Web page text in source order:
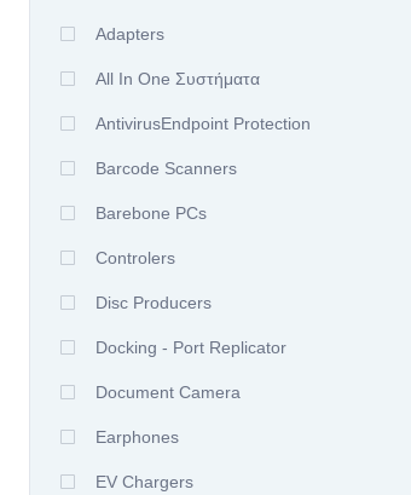
Adapters
All In One Συστήματα
AntivirusEndpoint Protection
Barcode Scanners
Barebone PCs
Controlers
Disc Producers
Docking - Port Replicator
Document Camera
Earphones
EV Chargers